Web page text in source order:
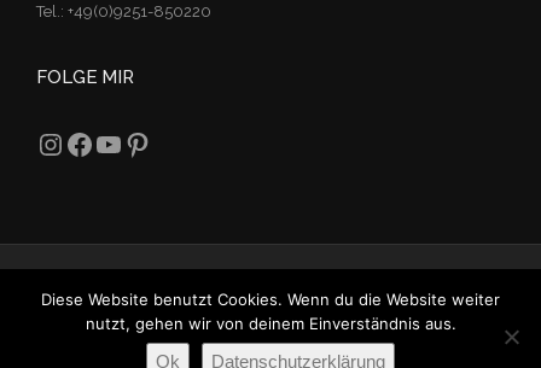
Tel.: +49(0)9251-850220
FOLGE MIR
InstagramFacebook YouTube Pinterest
Widerrufsbelehrung
Datenschutzerklärung
Diese Website benutzt Cookies. Wenn du die Website weiter
nutzt, gehen wir von deinem Einverständnis aus.
Ok Datenschutzerklärung